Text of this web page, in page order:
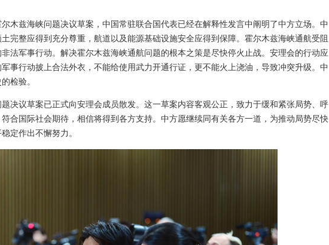
木兹海峡问题决议草案，中国常驻联合国代表已经在解释性发言中阐明了中方立场。中
完整应得到充分尊重，航道以及能源基础设施安全应得到保障。霍尔木兹海峡通航受阻
法军事行动。解决霍尔木兹海峡通航问题的根本之策是尽快停火止战。安理会的行动应
事行动披上合法外衣，不能给使用武力开通行证，更不能火上浇油，导致冲突升级。中
检验。
决议草案已正式向安理会成员散发。这一草案内容客观公正，致力于缓和紧张局势、呼
合国际社会期待，相信将得到各方支持。中方愿继续同有关各方一道，为推动局势尽快
定作出不懈努力。